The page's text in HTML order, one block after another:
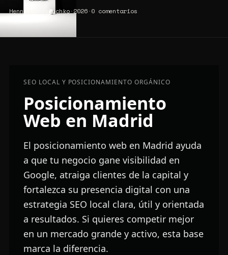
Hennadiy Velychko·2026·0 comentarios
SEO LOCAL Y POSICIONAMIENTO ORGÁNICO
Posicionamiento
Web en Madrid
El posicionamiento web en Madrid ayuda
a que tu negocio gane visibilidad en
Google, atraiga clientes de la capital y
fortalezca su presencia digital con una
estrategia SEO local clara, útil y orientada
a resultados. Si quieres competir mejor
en un mercado grande y activo, esta base
marca la diferencia.